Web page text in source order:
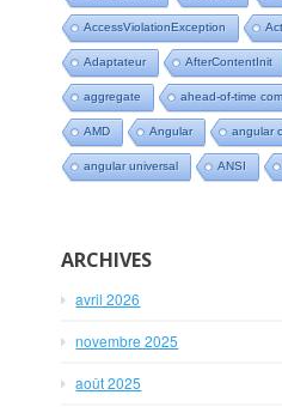
AccessViolationException
Adaptateur AfterContentInit
aggregate ahead-of-time
AMD Angular angular
angular universal ANSI
ARCHIVES
avril 2026
novembre 2025
août 2025